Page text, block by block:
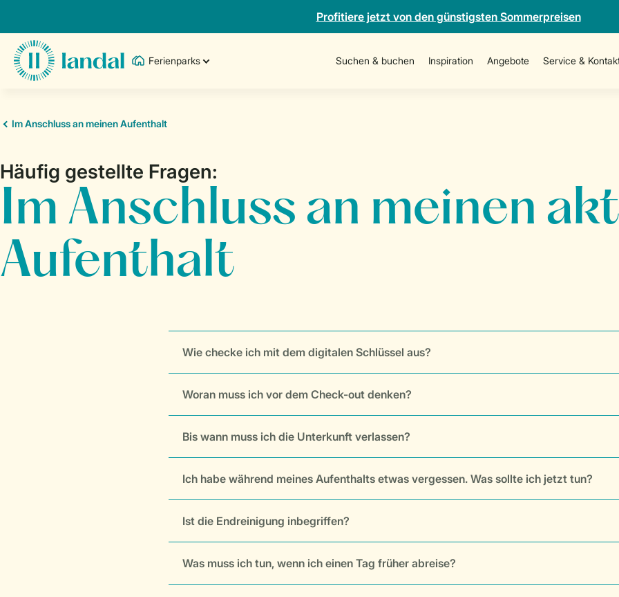
Profitiere jetzt von den günstigsten Sommerpreisen
Ferienparks Suchen & buchen Inspiration Angebote Service &
Wie checke ich mit dem digitalen Schlüssel aus?
Woran muss ich vor dem Check-out denken?
Bis wann muss ich die Unterkunft verlassen?
Ich habe während meines Aufenthalts etwas vergessen. Was sollte ich jetzt tun?
Ist die Endreinigung inbegriffen?
Was muss ich tun, wenn ich einen Tag früher abreise?